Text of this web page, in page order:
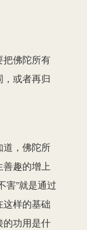
把佛陀所有
或者再归
道，佛陀所
趣的增上
害”就是通过
样的基础
的功用是什